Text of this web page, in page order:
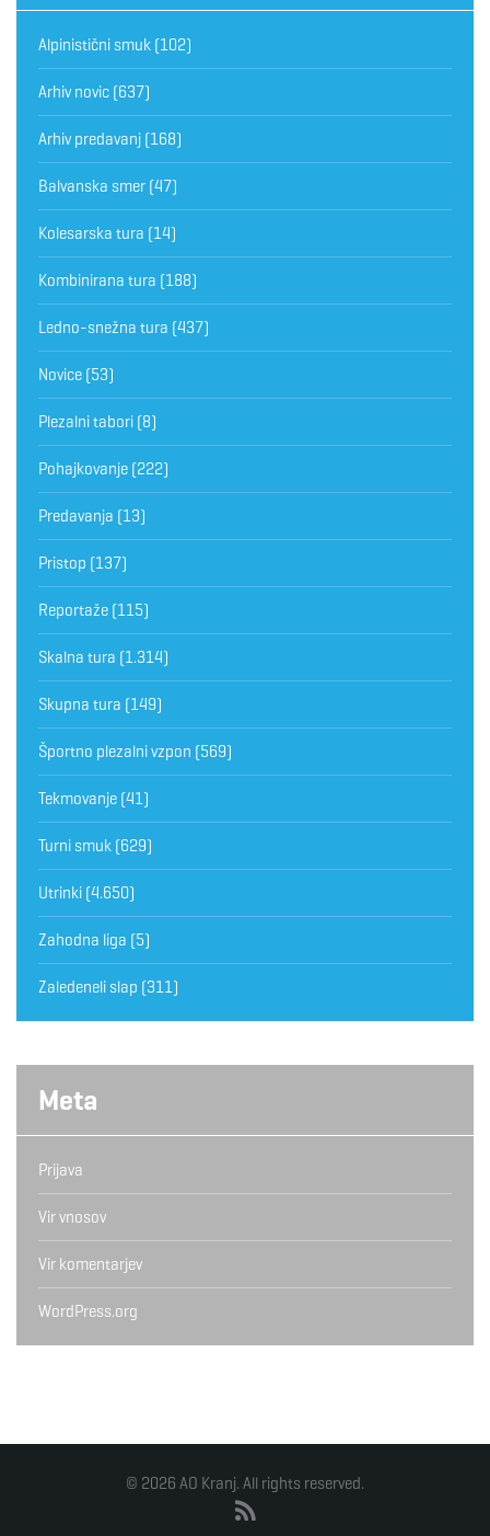
Alpinistični smuk (102)
Arhiv novic (637)
Arhiv predavanj (168)
Balvanska smer (47)
Kolesarska tura (14)
Kombinirana tura (188)
Ledno-snežna tura (437)
Novice (53)
Plezalni tabori (8)
Pohajkovanje (222)
Predavanja (13)
Pristop (137)
Reportaže (115)
Skalna tura (1.314)
Skupna tura (149)
Športno plezalni vzpon (569)
Tekmovanje (41)
Turni smuk (629)
Utrinki (4.650)
Zahodna liga (5)
Zaledeneli slap (311)
Meta
Prijava
Vir vnosov
Vir komentarjev
WordPress.org
© 2026 AO Kranj. All rights reserved.